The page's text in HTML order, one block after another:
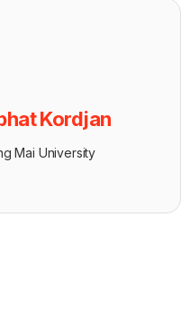
Kordjan
Mai University